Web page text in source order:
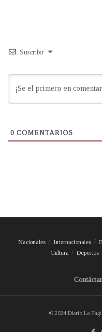
Suscribir
0 COMENTARIOS
Nacionales Internacionales
Cultura
Deportes
© 2024 Diario La